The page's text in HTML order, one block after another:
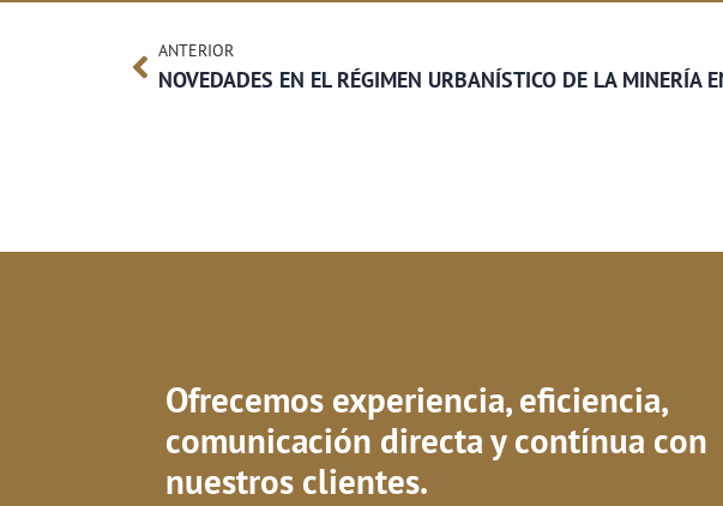
ANTERIOR
Ofrecemos experiencia, eficiencia,
comunicación directa y contínua con
nuestros clientes.